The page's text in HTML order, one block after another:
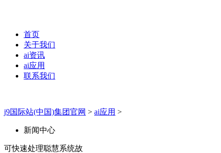
首页
关于我们
ai资讯
ai应用
联系我们
j9国际站(中国)集团官网 > ai应用 >
新闻中心
可快速处理聪慧系统故